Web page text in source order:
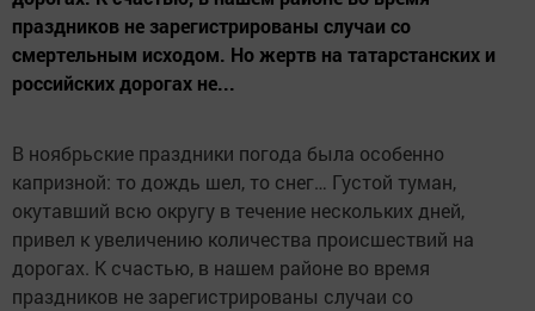
праздников не зарегистрированы случаи со
смертельным исходом. Но жертв на татарстанских и
российских дорогах не...
В ноябрьские праздники погода была особенно
капризной: то дождь шел, то снег… Густой туман,
окутавший всю округу в течение нескольких дней,
привел к увеличению количества происшествий на
дорогах. К счастью, в нашем районе во время
праздников не зарегистрированы случаи со